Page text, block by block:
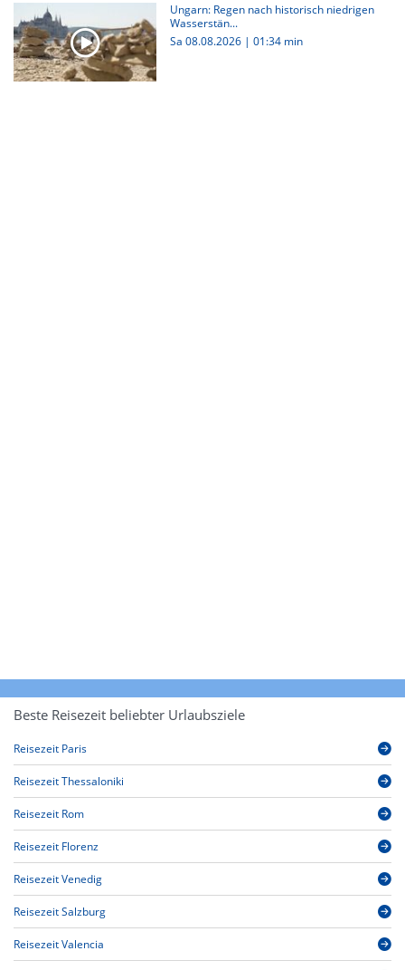
Ungarn: Regen nach historisch niedrigen
Wasserstän...
Sa 08.08.2026 | 01:34 min
Beste Reisezeit beliebter Urlaubsziele
Reisezeit Paris
Reisezeit Thessaloniki
Reisezeit Rom
Reisezeit Florenz
Reisezeit Venedig
Reisezeit Salzburg
Reisezeit Valencia